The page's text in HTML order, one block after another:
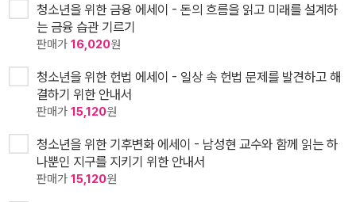
청소년을 위한 금융 에세이 - 돈의 흐름을 읽고 미래를 설계하
는 금융 습관 기르기
판매가 16,020원
청소년을 위한 헌법 에세이 - 일상 속 헌법 문제를 발견하고 해
결하기 위한 안내서
판매가 15,120원
청소년을 위한 기후변화 에세이 - 남성현 교수와 함께 읽는 하
나뿐인 지구를 지키기 위한 안내서
판매가 15,120원